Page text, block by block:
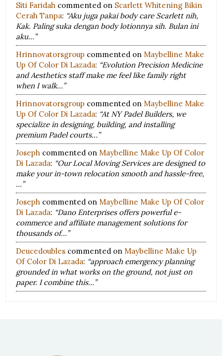
Siti Faridah commented on Scarlett Whitening Bikin
Cerah Tanpa: “Aku juga pakai body care Scarlett nih,
Kak. Paling suka dengan body lotionnya sih. Bulan ini
aku…”
Hrinnovatorsgroup commented on Maybelline Make
Up Of Color Di Lazada: “Evolution Precision Medicine
and Aesthetics staff make me feel like family right
when I walk…”
Hrinnovatorsgroup commented on Maybelline Make
Up Of Color Di Lazada: “At NY Padel Builders, we
specialize in designing, building, and installing
premium Padel courts…”
Joseph commented on Maybelline Make Up Of Color
Di Lazada: “Our Local Moving Services are designed to
make your in-town relocation smooth and hassle-free,
…”
Joseph commented on Maybelline Make Up Of Color
Di Lazada: “Dano Enterprises offers powerful e-
commerce and affiliate management solutions for
thousands of…”
Deucedoubles commented on Maybelline Make Up
Of Color Di Lazada: “approach emergency planning
grounded in what works on the ground, not just on
paper. I combine this…”